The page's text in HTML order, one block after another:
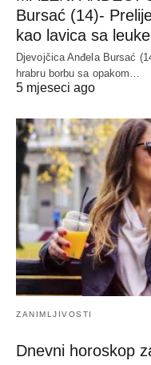
Bursać (14)-
kao lavica sa
Djevojčica Anđela Bursać
hrabru borbu sa opakom…
5 mjeseci ago
ZANIMLJIVOSTI
Dnevni horoskop